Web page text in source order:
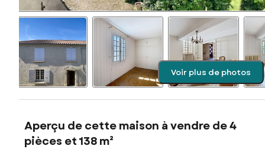
Voir plus de photos
Aperçu de cette maison à vendre de 4
pièces et 138 m²